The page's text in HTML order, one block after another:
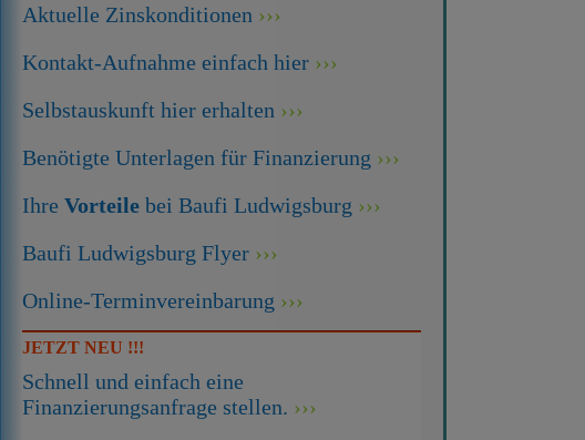
Aktuelle Zinskonditionen
Kontakt-Aufnahme einfach hier
Selbstauskunft hier erhalten
Benötigte Unterlagen für Finanzierung
Ihre Vorteile bei Baufi Ludwigsburg
Baufi Ludwigsburg Flyer
Online-Terminvereinbarung
JETZT NEU !!!
Schnell und einfach eine
Finanzierungsanfrage stellen.